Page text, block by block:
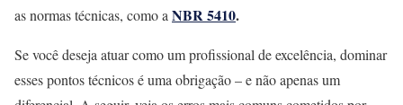
as normas técnicas, como a NBR 5410.
Se você deseja atuar como um profissional de excelência, dominar
esses pontos técnicos é uma obrigação – e não apenas um